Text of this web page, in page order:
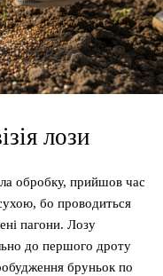
лози
обробку, прийшов час
бо проводиться
пагони. Лозу
до першого дроту
бруньок по